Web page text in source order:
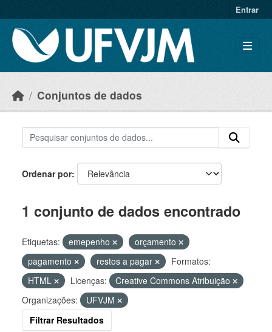
Entrar
Conjuntos de dados
Ordenar por
1 conjunto de dados encontrado
Etiquetas: emepenho
orçamento
pagamento
restos a pagar
Formatos:
HTML
Licenças:
Creative Commons Atribuição
Organizações:
UFVJM
Filtrar Resultados